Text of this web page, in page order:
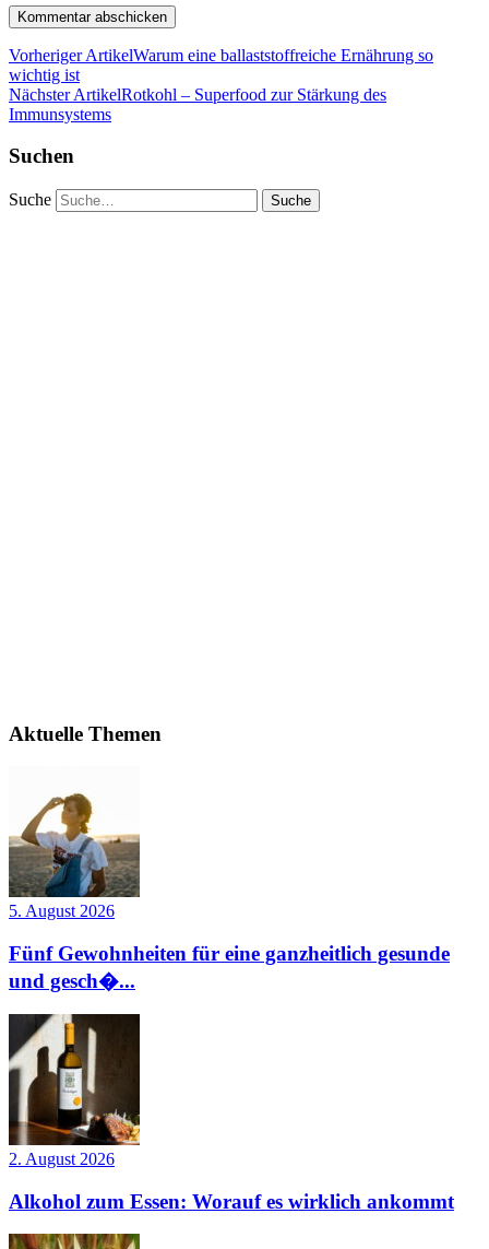
Vorheriger ArtikelWarum eine ballaststoffreiche Ernährung so
wichtig ist
Nächster ArtikelRotkohl – Superfood zur Stärkung des
Immunsystems
Suchen
Suche
Aktuelle Themen
5. August 2026
Fünf Gewohnheiten für eine ganzheitlich gesunde
und gesch�...
2. August 2026
Alkohol zum Essen: Worauf es wirklich ankommt